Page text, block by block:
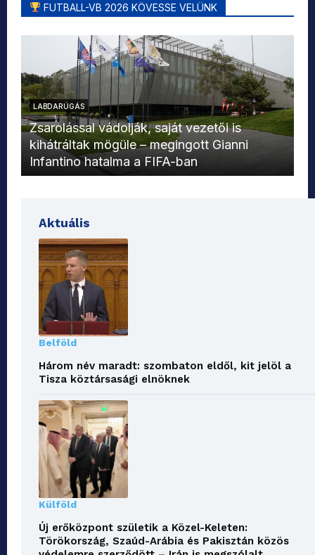
FUTBALL-VB 2026 KÖVESSE VELÜNK
LABDARÚGÁS
Zsarolással vádolják, saját vezetői is
kihátráltak mögüle – megingott Gianni
Infantino hatalma a FIFA-ban
Aktuális
Belföld
Három név maradt: szombaton eldől, kit jelöl a
Tisza köztársasági elnöknek
Külföld
Új erőközpont születik a Közel-Keleten:
Törökország, Szaúd-Arábia és Pakisztán közös